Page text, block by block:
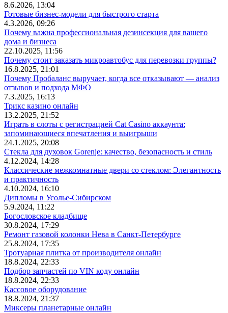
8.6.2026, 13:04
Готовые бизнес-модели для быстрого старта
4.3.2026, 09:26
Почему важна профессиональная дезинсекция для вашего
дома и бизнеса
22.10.2025, 11:56
Почему стоит заказать микроавтобус для перевозки группы?
16.8.2025, 21:01
Почему Пробаланс выручает, когда все отказывают — анализ
отзывов и подхода МФО
7.3.2025, 16:13
Трикс казино онлайн
13.2.2025, 21:52
Играть в слоты с регистрацией Cat Casino аккаунта:
запоминающиеся впечатления и выигрыши
24.1.2025, 20:08
Стекла для духовок Gorenje: качество, безопасность и стиль
4.12.2024, 14:28
Классические межкомнатные двери со стеклом: Элегантность
и практичность
4.10.2024, 16:10
Дипломы в Усолье-Сибирском
5.9.2024, 11:22
Богословское кладбище
30.8.2024, 17:29
Ремонт газовой колонки Нева в Санкт-Петербурге
25.8.2024, 17:35
Тротуарная плитка от производителя онлайн
18.8.2024, 22:33
Подбор запчастей по VIN коду онлайн
18.8.2024, 22:33
Кассовое оборудование
18.8.2024, 21:37
Миксеры планетарные онлайн